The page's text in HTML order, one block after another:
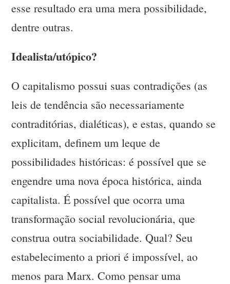
esse resultado era uma mera possibilidade,
dentre outras.
Idealista/utópico?
O capitalismo possui suas contradições (as
leis de tendência são necessariamente
contraditórias, dialéticas), e estas, quando se
explicitam, definem um leque de
possibilidades históricas: é possível que se
engendre uma nova época histórica, ainda
capitalista. É possível que ocorra uma
transformação social revolucionária, que
construa outra sociabilidade. Qual? Seu
estabelecimento a priori é impossível, ao
menos para Marx. Como pensar uma